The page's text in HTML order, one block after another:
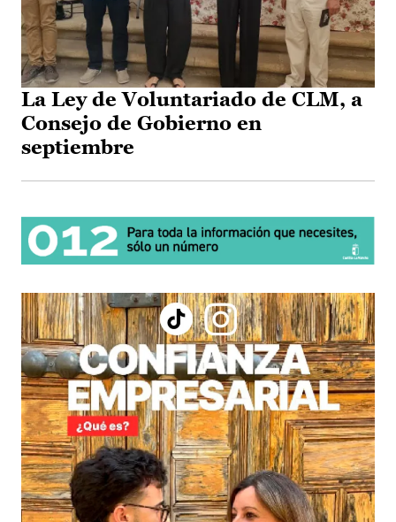
La Ley de Voluntariado de CLM, a
Consejo de Gobierno en
septiembre